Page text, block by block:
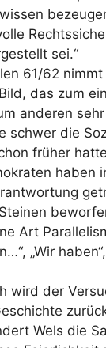
sei.“
61/62
das zum
anderen
schwer die
früher
haben
Art
„Wir
wird der
Wels die